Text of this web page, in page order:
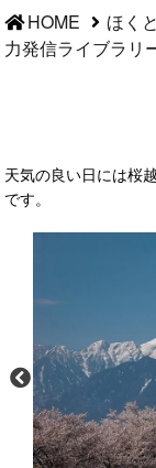
HOME ほく
力発信ライブラリ
天気の良い日には桜
です。